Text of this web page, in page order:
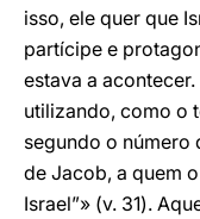
isso, ele quer que
partícipe e
estava a
utilizando, como o
segundo o número
de Jacob, a quem
Israel”» (v. 31).